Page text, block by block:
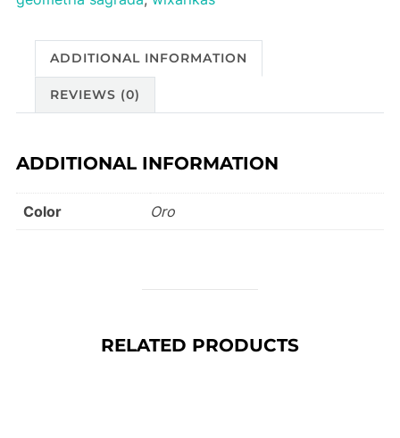
ADDITIONAL INFORMATION
REVIEWS (0)
ADDITIONAL INFORMATION
Color Oro
RELATED PRODUCTS